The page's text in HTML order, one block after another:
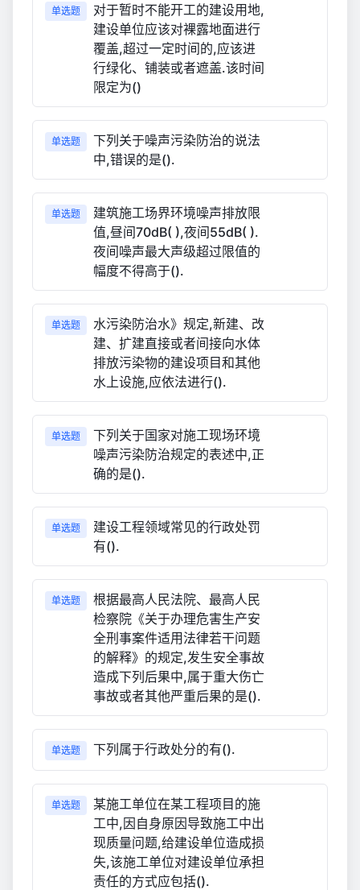
单选题
对于暂时不能开工的建设用地,
建设单位应该对裸露地面进行
覆盖,超过一定时间的,应该进
行绿化、铺装或者遮盖.该时间
限定为()
单选题
下列关于噪声污染防治的说法
中,错误的是().
单选题
建筑施工场界环境噪声排放限
值,昼间70dB( ),夜间55dB( ).
夜间噪声最大声级超过限值的
幅度不得高于().
单选题
水污染防治水》规定,新建、改
建、扩建直接或者间接向水体
排放污染物的建设项目和其他
水上设施,应依法进行().
单选题
下列关于国家对施工现场环境
噪声污染防治规定的表述中,正
确的是().
单选题
建设工程领域常见的行政处罚
有().
单选题
根据最高人民法院、最高人民
检察院《关于办理危害生产安
全刑事案件适用法律若干问题
的解释》的规定,发生安全事故
造成下列后果中,属于重大伤亡
事故或者其他严重后果的是().
单选题 下列属于行政处分的有().
单选题
某施工单位在某工程项目的施
工中,因自身原因导致施工中出
现质量问题,给建设单位造成损
失,该施工单位对建设单位承担
责任的方式应包括().